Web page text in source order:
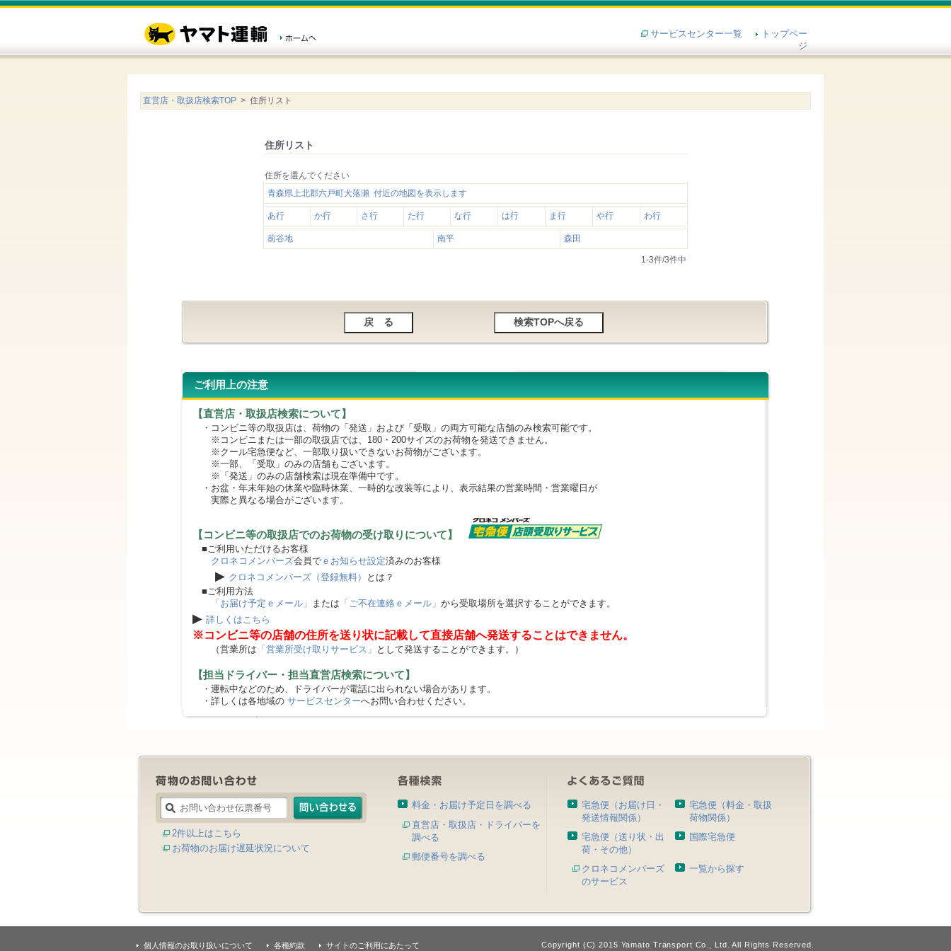
サービスセンター一覧
トップペー
ジ
直営店・取扱店検索TOP > 住所リスト
住所リスト
住所を選んでください
青森県上北郡六戸町犬落瀬 付近の地図を表示します
あ行 か行 さ行 た行 な行 は行 ま行 や行 わ行
前谷地 南平 森田
1-3件/3件中
ご利用上の注意
【直営店・取扱店検索について】
・コンビニ等の取扱店は、荷物の「発送」および「受取」の両方可能な店舗のみ検索可能です。
※コンビニまたは一部の取扱店では、180・200サイズのお荷物を発送できません。
※クール宅急便など、一部取り扱いできないお荷物がございます。
※一部、「受取」のみの店舗もございます。
※「発送」のみの店舗検索は現在準備中です。
・お盆・年末年始の休業や臨時休業、一時的な改装等により、表示結果の営業時間・営業曜日が
実際と異なる場合がございます。
【コンビニ等の取扱店でのお荷物の受け取りについて】
■ご利用いただけるお客様
クロネコメンバーズ会員で ｅお知らせ設定済みのお客様
▶ クロネコメンバーズ（登録無料）
とは？
■ご利用方法
「お届け予定ｅメール」 または 「ご不在連絡ｅメール」 から受取場所を選択することができます。
▶ 詳しくはこちら
※コンビニ等の店舗の住所を送り状に記載して直接店舗へ発送することはできません。
（営業所は 「営業所受け取りサービス」 として発送することができます。）
【担当ドライバー・担当直営店検索について】
・運転中などのため、ドライバーが電話に出られない場合があります。
・詳しくは各地域の サービスセンターへお問い合わせください。
2件以上はこちら
お荷物のお届け遅延状況について
料金・お届け予定日を調べる
直営店・取扱店・ドライバーを
調べる
郵便番号を調べる
宅急便（お届け日・
発送情報関係）
宅急便（料金・取扱
荷物関係）
宅急便（送り状・出
荷・その他）
国際宅急便
クロネコメンバーズ
のサービス
一覧から探す
個人情報のお取り扱いについて 各種約款 サイトのご利用にあたって Copyright (C) 2015 Yamato Transport Co., Ltd. All Rights Reserved.